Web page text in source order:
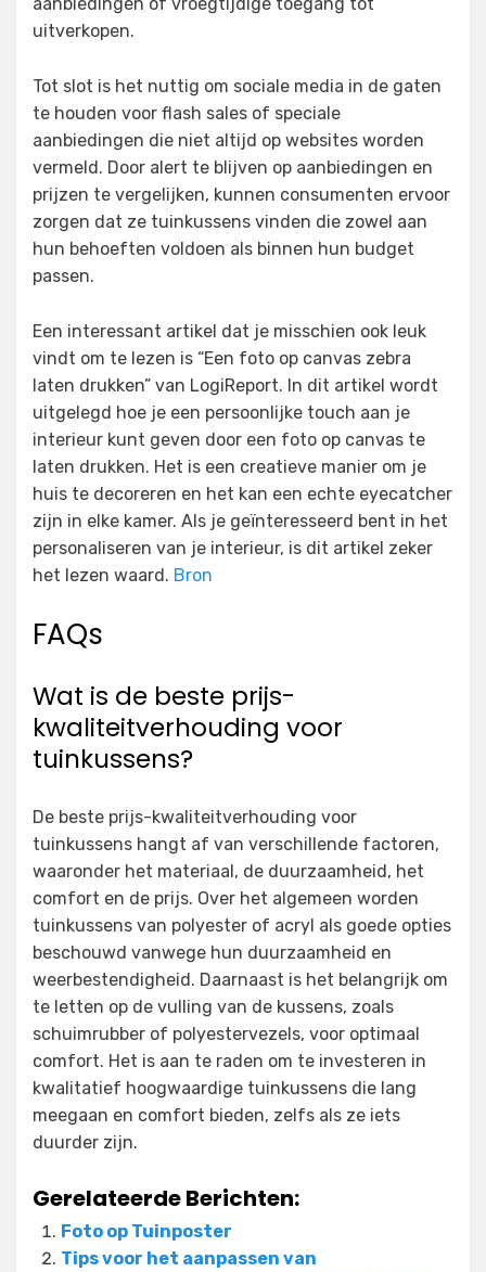
uitverkopen.
Tot slot is het nuttig om sociale media in de gaten
te houden voor flash sales of speciale
aanbiedingen die niet altijd op websites worden
vermeld. Door alert te blijven op aanbiedingen en
prijzen te vergelijken, kunnen consumenten ervoor
zorgen dat ze tuinkussens vinden die zowel aan
hun behoeften voldoen als binnen hun budget
passen.
Een interessant artikel dat je misschien ook leuk
vindt om te lezen is “Een foto op canvas zebra
laten drukken” van LogiReport. In dit artikel wordt
uitgelegd hoe je een persoonlijke touch aan je
interieur kunt geven door een foto op canvas te
laten drukken. Het is een creatieve manier om je
huis te decoreren en het kan een echte eyecatcher
zijn in elke kamer. Als je geïnteresseerd bent in het
personaliseren van je interieur, is dit artikel zeker
het lezen waard. Bron
FAQs
Wat is de beste prijs-
kwaliteitverhouding voor
tuinkussens?
De beste prijs-kwaliteitverhouding voor
tuinkussens hangt af van verschillende factoren,
waaronder het materiaal, de duurzaamheid, het
comfort en de prijs. Over het algemeen worden
tuinkussens van polyester of acryl als goede opties
beschouwd vanwege hun duurzaamheid en
weerbestendigheid. Daarnaast is het belangrijk om
te letten op de vulling van de kussens, zoals
schuimrubber of polyestervezels, voor optimaal
comfort. Het is aan te raden om te investeren in
kwalitatief hoogwaardige tuinkussens die lang
meegaan en comfort bieden, zelfs als ze iets
duurder zijn.
Gerelateerde Berichten:
Foto op Tuinposter
Tips voor het aanpassen van